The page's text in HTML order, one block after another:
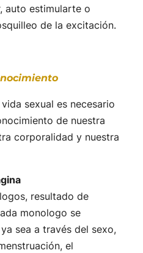
auto estimularte o
de la excitación.
sexual es necesario
de nuestra
corporalidad y nuestra
resultado de
monologo se
sea a través del sexo,
el